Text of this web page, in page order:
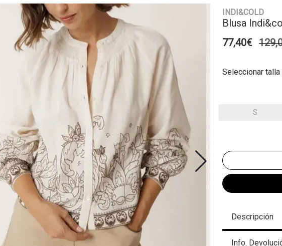
INDI&COLD
Blusa
77,40€
Seleccionar talla
S
Descripción
Info.